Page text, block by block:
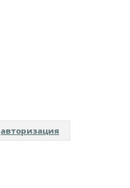
авторизация